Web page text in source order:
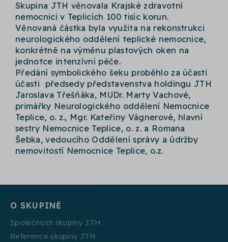
Skupina JTH věnovala Krajské zdravotní
nemocnici v Teplicích 100 tisíc korun.
Věnovaná částka byla využita na rekonstrukci
neurologického oddělení teplické nemocnice,
konkrétně na výměnu plastových oken na
jednotce intenzívní péče.
Předání symbolického šeku proběhlo za účasti
účasti předsedy představenstva holdingu JTH
Jaroslava Třešňáka, MUDr. Marty Vachové,
primářky Neurologického oddělení Nemocnice
Teplice, o. z., Mgr. Kateřiny Vágnerové, hlavní
sestry Nemocnice Teplice, o. z. a Romana
Šebka, vedoucího Oddělení správy a údržby
nemovitostí Nemocnice Teplice, o.z.
O SKUPINĚ
Společnosti skupiny JTH
Reference skupiny JTH